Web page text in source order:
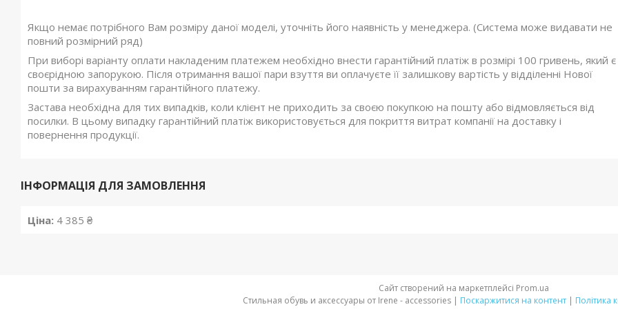
Якщо немає потрібного Вам розміру даної моделі, уточніть його наявність у менеджера. (Система може видавати не
повний розмірний ряд)
При виборі варіанту оплати накладеним платежем необхідно внести гарантійний платіж в розмірі 100 гривень, який є
своєрідною запорукою. Після отримання вашої пари взуття ви оплачуєте її залишкову вартість у відділенні Нової
пошти за вирахуванням гарантійного платежу.
Застава необхідна для тих випадків, коли клієнт не приходить за своєю покупкою на пошту або відмовляється від
посилки. В цьому випадку гарантійний платіж використовується для покриття витрат компанії на доставку і
повернення продукції.
ІНФОРМАЦІЯ ДЛЯ ЗАМОВЛЕННЯ
Ціна: 4 385 ₴
Сайт створений на маркетплейсі Prom.ua
Стильная обувь и аксессуары от Irene - accessories | Поскаржитися на контент | Політика